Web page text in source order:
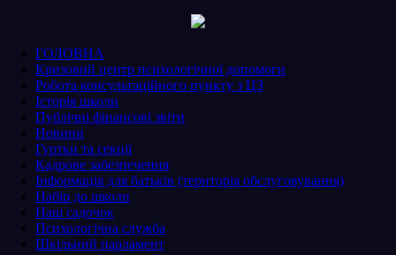
ГОЛОВНА
Кризовий центр психологічної допомоги
Робота консультаційного пункту з ЦЗ
Історія школи
Публічні фінансові звіти
Новини
Гуртки та секції
Кадрове забезпечення
Інформація для батьків (територія обслуговування)
Набір до школи
Наш садочок
Психологічна служба
Шкільний парламент